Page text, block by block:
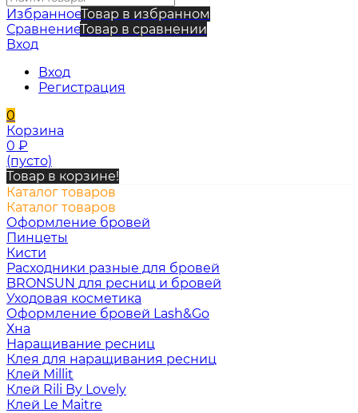
ИзбранноеТовар в избранном
СравнениеТовар в сравнении
Вход
Вход
Регистрация
0
Корзина
0 ₽
(пусто)
Товар в корзине!
Каталог товаров
Каталог товаров
Оформление бровей
Пинцеты
Кисти
Расходники разные для бровей
BRONSUN для ресниц и бровей
Уходовая косметика
Оформление бровей Lash&Go
Хна
Наращивание ресниц
Клея для наращивания ресниц
Клей Millit
Клей Rili By Lovely
Клей Le Maitre